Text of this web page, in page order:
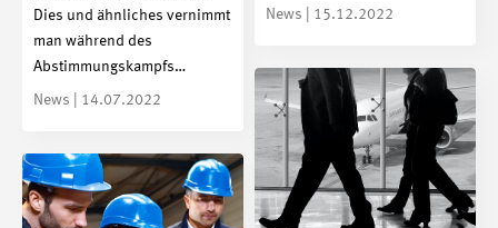
News | 15.12.2022
Dies und ähnliches vernimmt
man während des
Abstimmungskampfs…
News | 14.07.2022